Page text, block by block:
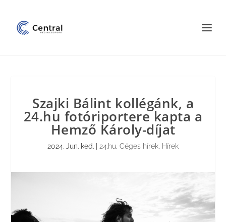
Szajki Bálint kollégánk, a
24.hu fotóriportere kapta a
Hemző Károly-díjat
2024. Jun. ked. 24.hu Céges hírek Hírek